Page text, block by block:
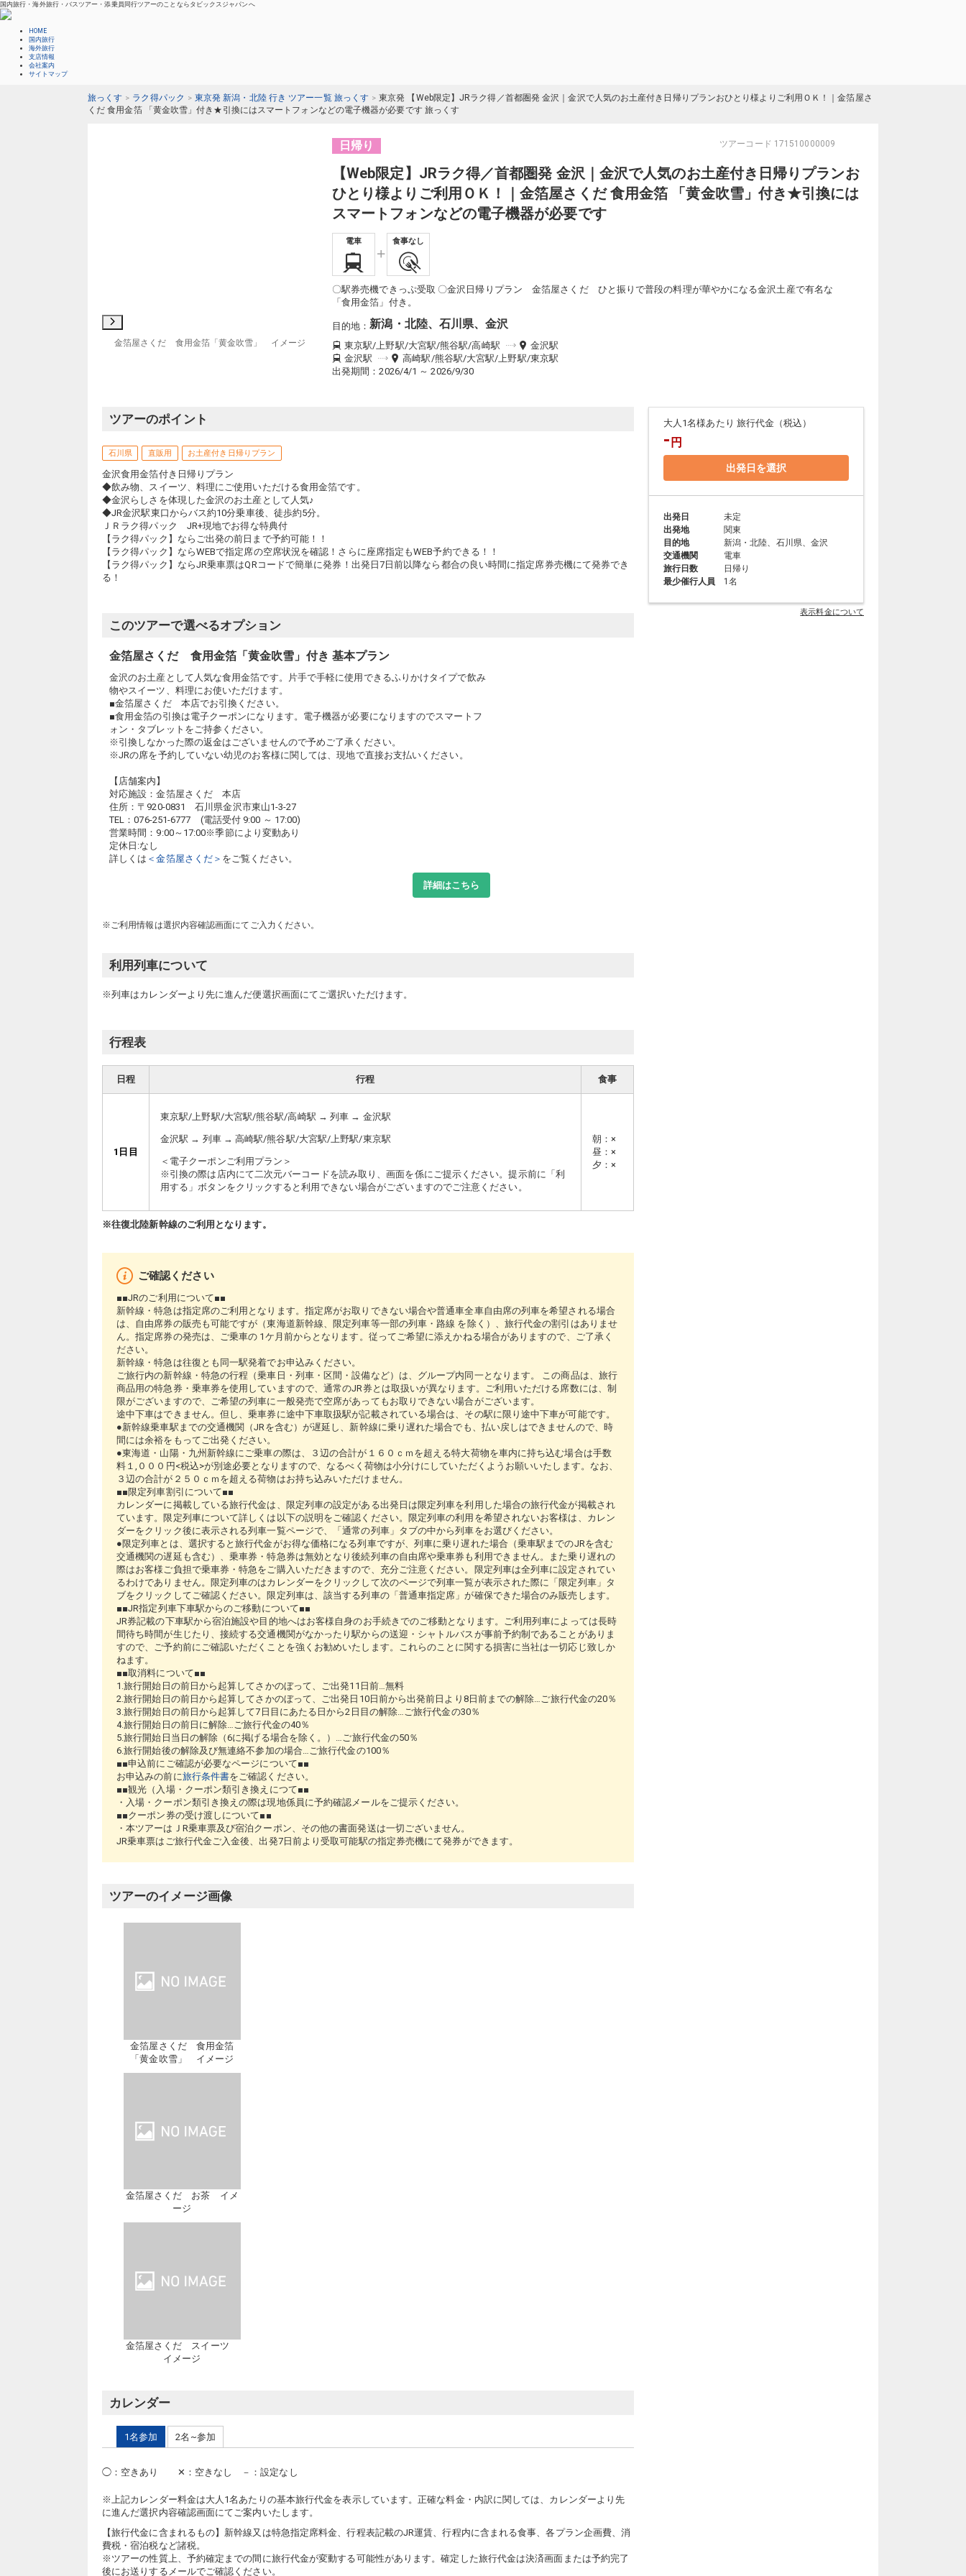
国内旅行・海外旅行・バスツアー・添乗員同行ツアーのことならタビックスジャパンへ
HOME
国内旅行
海外旅行
支店情報
会社案内
サイトマップ
旅っくす ラク得パック 東京発 新潟・北陸 行き ツアー一覧 旅っくす
東京発 【Web限定】JRラク得／首都圏発 金沢｜金沢で人気のお土産付き日帰りプランおひとり様よりご利用ＯＫ！｜金箔屋さ
くだ 食用金箔 「黄金吹雪」付き★引換にはスマートフォンなどの電子機器が必要です 旅っくす
金箔屋さくだ 食用金箔「黄金吹雪」 イメージ
ツアーコード 171510000009
日帰り
【Web限定】JRラク得／首都圏発 金沢｜金沢で人気のお土産付き日帰りプランお
ひとり様よりご利用ＯＫ！｜金箔屋さくだ 食用金箔 「黄金吹雪」付き★引換には
スマートフォンなどの電子機器が必要です
電車 食事なし
〇駅券売機できっぷ受取 〇金沢日帰りプラン 金箔屋さくだ ひと振りで普段の料理が華やかになる金沢土産で有名な
「食用金箔」付き。
目的地 ：新潟・北陸、石川県、金沢
東京駅/上野駅/大宮駅/熊谷駅/高崎駅
金沢駅
金沢駅
高崎駅/熊谷駅/大宮駅/上野駅/東京駅
出発期間：2026/4/1 ～ 2026/9/30
ツアーのポイント
石川県 直販用 お土産付き日帰りプラン
金沢食用金箔付き日帰りプラン
◆飲み物、スイーツ、料理にご使用いただける食用金箔です。
◆金沢らしさを体現した金沢のお土産として人気♪
◆JR金沢駅東口からバス約10分乗車後、徒歩約5分。
ＪＲラク得パック JR+現地でお得な特典付
【ラク得パック】ならご出発の前日まで予約可能！！
【ラク得パック】ならWEBで指定席の空席状況を確認！さらに座席指定もWEB予約できる！！
【ラク得パック】ならJR乗車票はQRコードで簡単に発券！出発日7日前以降なら都合の良い時間に指定席券売機にて発券でき
る！
このツアーで選べるオプション
金箔屋さくだ 食用金箔「黄金吹雪」付き 基本プラン
金沢のお土産として人気な食用金箔です。片手で手軽に使用できるふりかけタイプで飲み
物やスイーツ、料理にお使いただけます。
■金箔屋さくだ 本店でお引換ください。
■食用金箔の引換は電子クーポンになります。電子機器が必要になりますのでスマートフ
ォン・タブレットをご持参ください。
※引換しなかった際の返金はございませんので予めご了承ください。
※JRの席を予約していない幼児のお客様に関しては、現地で直接お支払いください。
【店舗案内】
対応施設：金箔屋さくだ 本店
住所：〒920-0831 石川県金沢市東山1-3-27
TEL：076-251-6777 (電話受付 9:00 ～ 17:00)
営業時間：9:00～17:00※季節により変動あり
定休日:なし
詳しくは ＜金箔屋さくだ＞ をご覧ください。
詳細はこちら
※ご利用情報は選択内容確認画面にてご入力ください。
利用列車について
※列車はカレンダーより先に進んだ便選択画面にてご選択いただけます。
行程表
日程 行程 食事
1日目
東京駅/上野駅/大宮駅/熊谷駅/高崎駅 → 列車 → 金沢駅
金沢駅 → 列車 → 高崎駅/熊谷駅/大宮駅/上野駅/東京駅
＜電子クーポンご利用プラン＞
※引換の際は店内にて二次元バーコードを読み取り、画面を係にご提示ください。提示前に「利
用する」ボタンをクリックすると利用できない場合がございますのでご注意ください。
朝 ：×
昼 ：×
夕 ：×
※往復北陸新幹線のご利用となります。
ご確認ください
■■JRのご利用について■■
新幹線・特急は指定席のご利用となります。指定席がお取りできない場合や普通車全車自由席の列車を希望される場合
は、自由席券の販売も可能ですが（東海道新幹線、限定列車等一部の列車・路線 を除く）、旅行代金の割引はありませ
ん。指定席券の発売は、ご乗車の 1ケ月前からとなります。従ってご希望に添えかねる場合がありますので、ご了承く
ださい。
新幹線・特急は往復とも同一駅発着でお申込みください。
ご旅行内の新幹線・特急の行程（乗車日・列車・区間・設備など）は、グループ内同一となります。 この商品は、旅行
商品用の特急券・乗車券を使用していますので、通常のJR券とは取扱いが異なります。ご利用いただける席数には、制
限がございますので、ご希望の列車に一般発売で空席があってもお取りできない場合がございます。
途中下車はできません。但し、乗車券に途中下車取扱駅が記載されている場合は、その駅に限り途中下車が可能です。
●新幹線乗車駅までの交通機関（JRを含む）が遅延し、新幹線に乗り遅れた場合でも、払い戻しはできませんので、時
間には余裕をもってご出発ください。
●東海道・山陽・九州新幹線にご乗車の際は、３辺の合計が１６０ｃｍを超える特大荷物を車内に持ち込む場合は手数
料１,０００円<税込>が別途必要となりますので、なるべく荷物は小分けにしていただくようお願いいたします。なお、
３辺の合計が２５０ｃｍを超える荷物はお持ち込みいただけません。
■■限定列車割引について■■
カレンダーに掲載している旅行代金は、限定列車の設定がある出発日は限定列車を利用した場合の旅行代金が掲載され
ています。限定列車について詳しくは以下の説明をご確認ください。限定列車の利用を希望されないお客様は、カレン
ダーをクリック後に表示される列車一覧ページで、「通常の列車」タブの中から列車をお選びください。
●限定列車とは、選択すると旅行代金がお得な価格になる列車ですが、列車に乗り遅れた場合（乗車駅までのJRを含む
交通機関の遅延も含む）、乗車券・特急券は無効となり後続列車の自由席や乗車券も利用できません。また乗り遅れの
際はお客様ご負担で乗車券・特急をご購入いただきますので、充分ご注意ください。限定列車は全列車に設定されてい
るわけでありません。限定列車のはカレンダーをクリックして次のページで列車一覧が表示された際に「限定列車」タ
ブをクリックしてご確認ください。限定列車は、該当する列車の「普通車指定席」が確保できた場合のみ販売します。
■■JR指定列車下車駅からのご移動について■■
JR券記載の下車駅から宿泊施設や目的地へはお客様自身のお手続きでのご移動となります。ご利用列車によっては長時
間待ち時間が生じたり、接続する交通機関がなかったり駅からの送迎・シャトルバスが事前予約制であることがありま
すので、ご予約前にご確認いただくことを強くお勧めいたします。これらのことに関する損害に当社は一切応じ致しか
ねます。
■■取消料について■■
1.旅行開始日の前日から起算してさかのぼって、ご出発11日前…無料
2.旅行開始日の前日から起算してさかのぼって、ご出発日10日前から出発前日より8日前までの解除…ご旅行代金の20％
3.旅行開始日の前日から起算して7日目にあたる日から2日目の解除…ご旅行代金の30％
4.旅行開始日の前日に解除…ご旅行代金の40％
5.旅行開始日当日の解除（6に掲げる場合を除く。）…ご旅行代金の50％
6.旅行開始後の解除及び無連絡不参加の場合…ご旅行代金の100％
■■申込前にご確認が必要なページについて■■
お申込みの前に旅行条件書をご確認ください。
■■観光（入場・クーポン類引き換えにつて■■
・入場・クーポン類引き換えの際は現地係員に予約確認メールをご提示ください。
■■クーポン券の受け渡しについて■■
・本ツアーはＪR乗車票及び宿泊クーポン、その他の書面発送は一切ございません。
JR乗車票はご旅行代金ご入金後、出発7日前より受取可能駅の指定券売機にて発券ができます。
ツアーのイメージ画像
金箔屋さくだ 食用金箔
「黄金吹雪」 イメージ
金箔屋さくだ お茶 イメ
ージ
金箔屋さくだ スイーツ
イメージ
カレンダー
1名参加 2名~参加
◯ ： 空きあり ✕ ： 空きなし － ：設定なし
※上記カレンダー料金は大人1名あたりの基本旅行代金を表示しています。正確な料金・内訳に関しては、カレンダーより先
に進んだ選択内容確認画面にてご案内いたします。
【旅行代金に含まれるもの】新幹線又は特急指定席料金、行程表記載のJR運賃、行程内に含まれる食事、各プラン企画費、消
費税・宿泊税など諸税。
※ツアーの性質上、予約確定までの間に旅行代金が変動する可能性があります。確定した旅行代金は決済画面または予約完了
後にお送りするメールでご確認ください。
大人1名様あたり 旅行代金（税込）
- 円
出発日を選択
出発日
未定
出発地
関東
目的地
新潟・北陸、石川県、金沢
交通機関
電車
旅行日数
日帰り
最少催行人員
1名
表示料金について